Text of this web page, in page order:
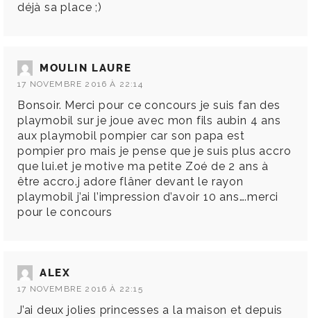
déjà sa place ;)
MOULIN LAURE
17 NOVEMBRE 2016 À 22:14
Bonsoir. Merci pour ce concours je suis fan des
playmobil sur je joue avec mon fils aubin 4 ans
aux playmobil pompier car son papa est
pompier pro mais je pense que je suis plus accro
que lui.et je motive ma petite Zoé de 2 ans à
être accro.j adore flâner devant le rayon
playmobil j’ai l’impression d’avoir 10 ans….merci
pour le concours
ALEX
17 NOVEMBRE 2016 À 22:15
J’ai deux jolies princesses a la maison et depuis